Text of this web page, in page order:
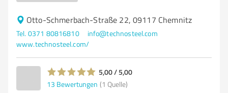
Otto-Schmerbach-Straße 22, 09117 Chemnitz
Tel. 0371 80816810
info@technosteel.com
www.technosteel.com/
5,00 / 5,00
13 Bewertungen (1 Quelle)